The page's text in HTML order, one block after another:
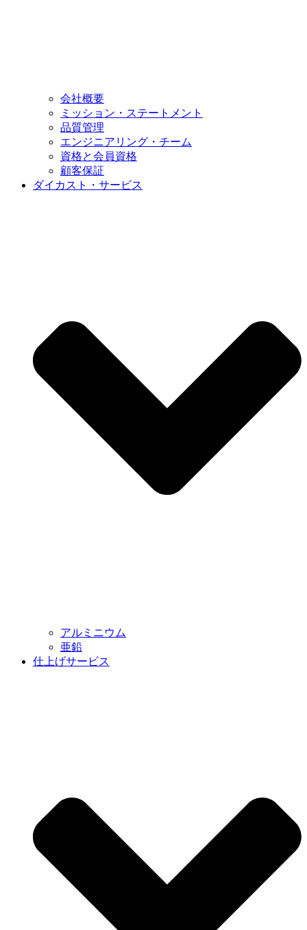
会社概要
ミッション・ステートメント
品質管理
エンジニアリング・チーム
資格と会員資格
顧客保証
ダイカスト・サービス
アルミニウム
亜鉛
仕上げサービス